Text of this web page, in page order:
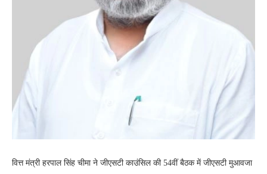
वित्त मंत्री हरपाल सिंह चीमा ने जीएसटी काउंसिल की 54वीं बैठक में जीएसटी मुआवजा